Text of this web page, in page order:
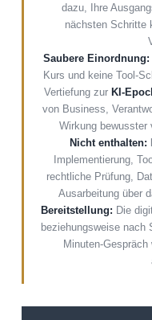
dazu, Ihre
nächsten Schritte
Saubere Einordnung:
Kurs und keine Tool-
Vertiefung zur KI-
von Business,
Wirkung bewusster
Nicht enthalten:
Implementierung,
rechtliche Prüfung,
Ausarbeitung über
Bereitstellung: Die
beziehungsweise nach
Minuten-